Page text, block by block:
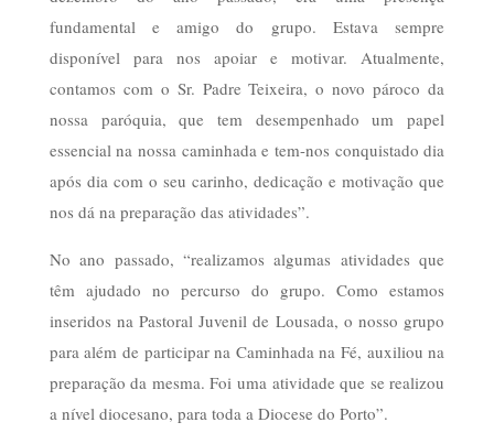
fundamental e amigo do grupo. Estava sempre
disponível para nos apoiar e motivar. Atualmente,
contamos com o Sr. Padre Teixeira, o novo pároco da
nossa paróquia, que tem desempenhado um papel
essencial na nossa caminhada e tem-nos conquistado dia
após dia com o seu carinho, dedicação e motivação que
nos dá na preparação das atividades”.
No ano passado, “realizamos algumas atividades que
têm ajudado no percurso do grupo. Como estamos
inseridos na Pastoral Juvenil de Lousada, o nosso grupo
para além de participar na Caminhada na Fé, auxiliou na
preparação da mesma. Foi uma atividade que se realizou
a nível diocesano, para toda a Diocese do Porto”.